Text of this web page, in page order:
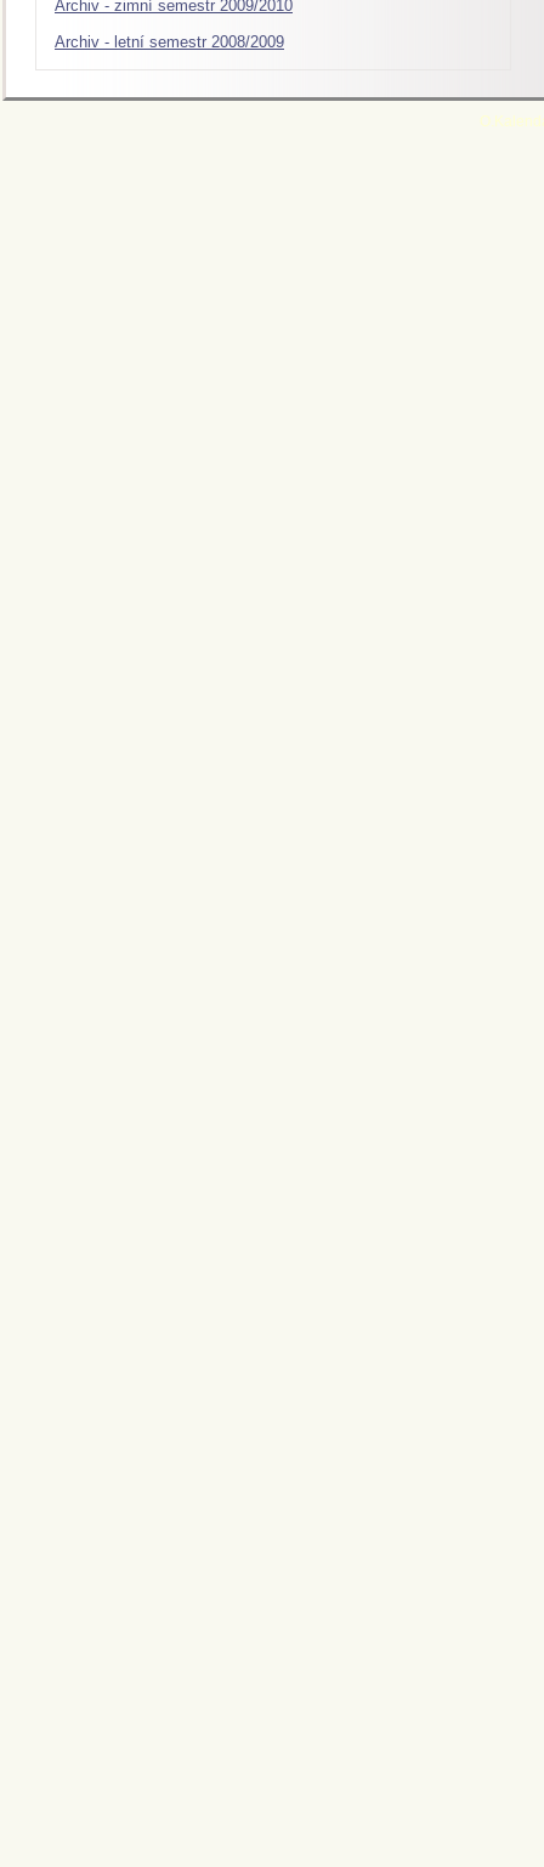
Archiv - zimní semestr 2009/2010
Archiv - letní semestr 2008/2009